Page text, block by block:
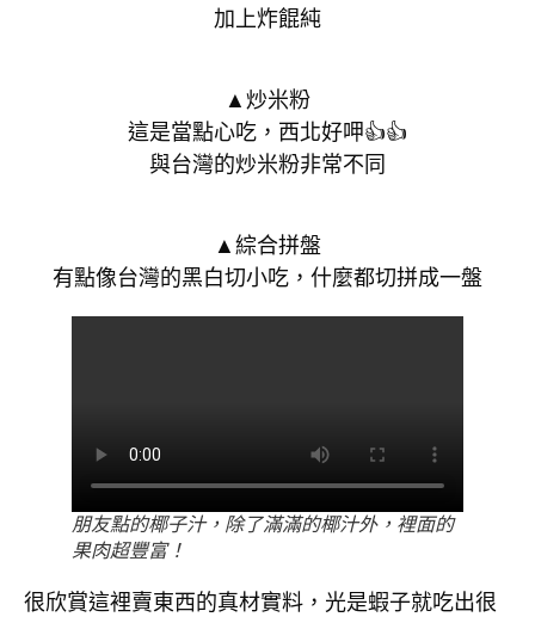
加上炸餛純
▲炒米粉
這是當點心吃，西北好呷👍👍
與台灣的炒米粉非常不同
▲綜合拼盤
有點像台灣的黑白切小吃，什麼都切拼成一盤
朋友點的椰子汁，除了滿滿的椰汁外，裡面的
果肉超豐富！
很欣賞這裡賣東西的真材實料，光是蝦子就吃出很